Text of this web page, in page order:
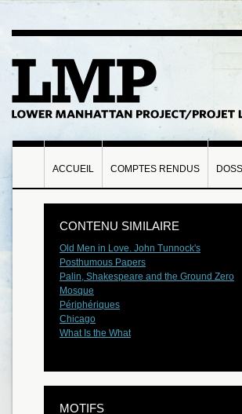
ACCUEIL COMPTES RENDUS
CONTENU SIMILAIRE
Old Men in Love. John Tunnock's
Posthumous Papers
Palin, Shakespeare and the Ground Zero
Mosque
Périphériques
Chicago
What Is the What
MOTIFS